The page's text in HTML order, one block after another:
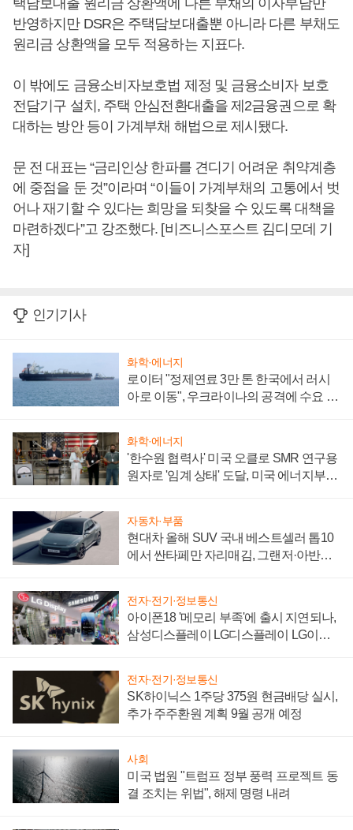
택담보대출 원리금 상환액에 다른 부채의 이자부담만
반영하지만 DSR은 주택담보대출뿐 아니라 다른 부채도
원리금 상환액을 모두 적용하는 지표다.
이 밖에도 금융소비자보호법 제정 및 금융소비자 보호
전담기구 설치, 주택 안심전환대출을 제2금융권으로 확
대하는 방안 등이 가계부채 해법으로 제시됐다.
문 전 대표는 “금리인상 한파를 견디기 어려운 취약계층
에 중점을 둔 것”이라며 “이들이 가계부채의 고통에서 벗
어나 재기할 수 있다는 희망을 되찾을 수 있도록 대책을
마련하겠다”고 강조했다. [비즈니스포스트 김디모데 기
자]
인기기사
화학·에너지
로이터 "정제연료 3만 톤 한국에서 러시
아로 이동", 우크라이나의 공격에 수요 늘
화학·에너지
'한수원 협력사' 미국 오클로 SMR 연구용
원자로 '임계 상태' 도달, 미국 에너지부
자동차·부품
현대차 올해 SUV 국내 베스트셀러 톱10
에서 싼타페만 자리매김, 그랜저·아반떼
전자·전기·정보통신
아이폰18 '메모리 부족'에 출시 지연되나,
삼성디스플레이 LG디스플레이 LG이노
전자·전기·정보통신
SK하이닉스 1주당 375원 현금배당 실시,
추가 주주환원 계획 9월 공개 예정
사회
미국 법원 "트럼프 정부 풍력 프로젝트 동
결 조치는 위법", 해제 명령 내려